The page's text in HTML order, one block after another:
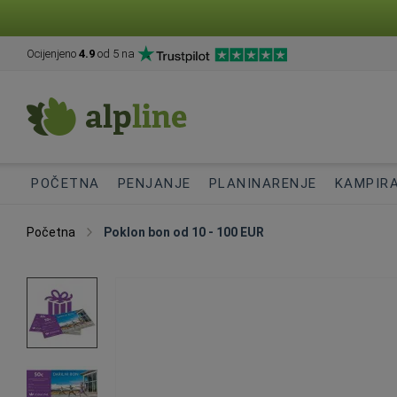
Ocijenjeno 4.9 od 5 na
POČETNA PENJANJE PLANINARENJE
Početna Poklon bon od 10 - 100 EUR
the
end
the